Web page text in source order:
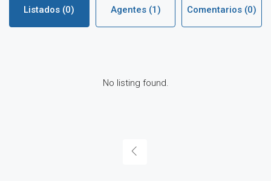
Listados (0) Agentes (1) Comentarios (0)
No listing found.